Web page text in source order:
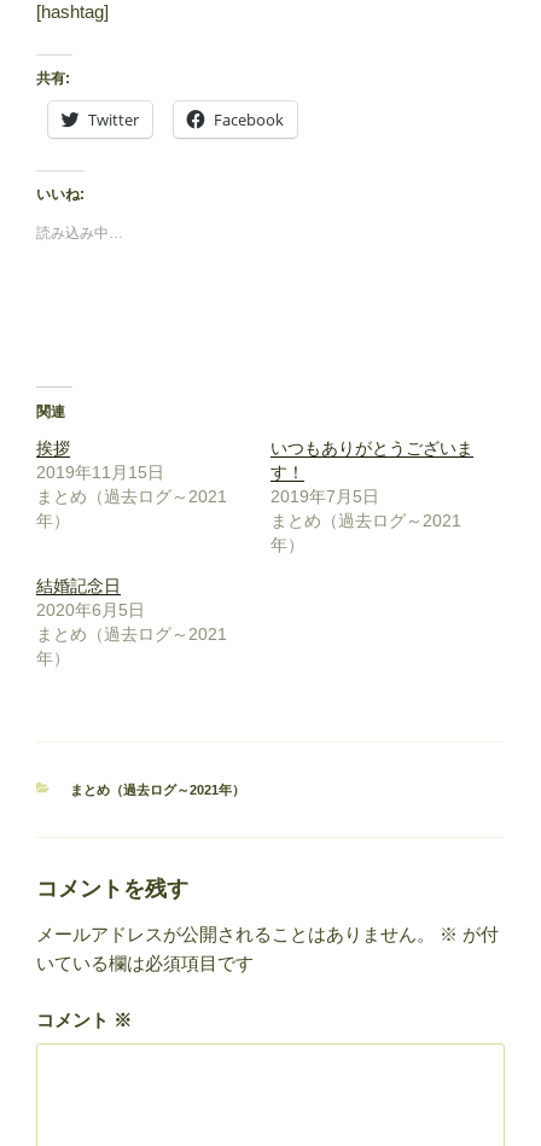
[hashtag]
共有:
Twitter Facebook
いいね:
読み込み中…
関連
挨拶
2019年11月15日
まとめ（過去ログ～2021
年）
いつもありがとうございま
す！
2019年7月5日
まとめ（過去ログ～2021
年）
結婚記念日
2020年6月5日
まとめ（過去ログ～2021
年）
カ
まとめ（過去ログ～2021年）
コメントを残す
メールアドレスが公開されることはありません。 ※ が付
いている欄は必須項目です
コメント ※